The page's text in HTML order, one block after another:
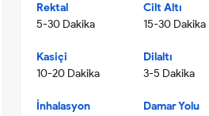
Rektal
5-30 Dakika
Cilt Altı
15-30 Dakika
Kasiçi
10-20 Dakika
Dilaltı
3-5 Dakika
İnhalasyon
Damar Yolu